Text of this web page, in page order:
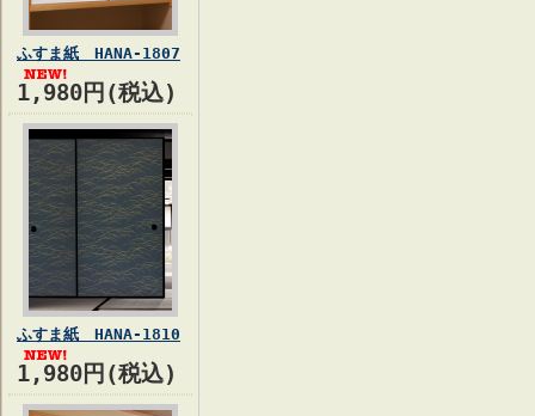
ふすま紙 HANA-1807
1,980円(税込)
ふすま紙 HANA-1810
1,980円(税込)